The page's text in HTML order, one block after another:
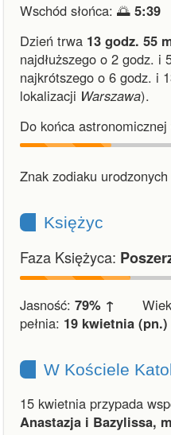
Wschód słońca: 🌅 5:39
Dzień trwa 13 godz. 55
najdłuższego o 2 godz. i
najkrótszego o 6 godz. i
lokalizacji Warszawa).
Do końca astronomicznej
Znak zodiaku
Księżyc
Faza Księżyca:
Jasność: 79% ↑
pełnia: 19 kwietnia (pn.)
W Kościele
15 kwietnia przypada
Anastazja i Bazylissa,